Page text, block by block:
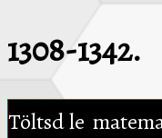
1308-1342.
Töltsd le